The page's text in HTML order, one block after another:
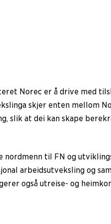
Norec er å drive med
skjer enten mellom
slik at dei kan skape
til FN og
arbeidsutveksling og
også utreise- og